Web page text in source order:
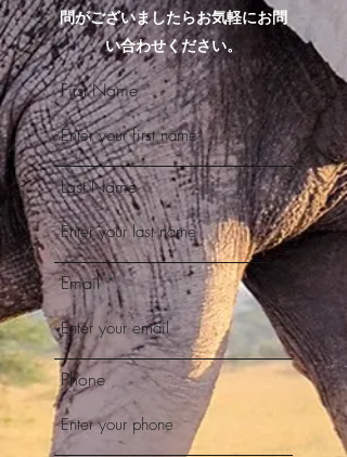
問がございましたらお気軽にお問
い合わせください。
First Name
Last Name
Email
Phone